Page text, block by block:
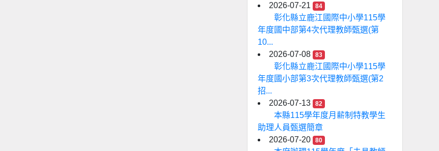
2026-07-21
84
彰化縣立鹿江國際中小學115學
年度國中部第4次代理教師甄選(第
10...
2026-07-08
83
彰化縣立鹿江國際中小學115學
年度國小部第3次代理教師甄選(第2
招...
2026-07-13
82
本縣115學年度月薪制特教學生
助理人員甄選簡章
2026-07-20
80